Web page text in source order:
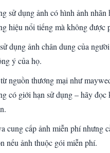
sử dụng ảnh có hình ảnh nhãn
hiệu nổi tiếng mà không được
dụng ảnh chân dung của
ý của họ.
nguồn thương mại như
có giới hạn sử dụng – hãy đọc
cung cấp ảnh miễn phí nhưng
nếu ảnh thuộc gói miễn phí.